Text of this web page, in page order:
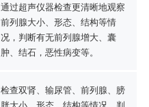
通过超声仪器检查更清晰地观察
前列腺大小、形态、结构等情
况，判断有无前列腺增大、囊
肿、结石，恶性病变等。
检查双肾、输尿管、前列腺、膀
胱大小、形态、结构等情况，判